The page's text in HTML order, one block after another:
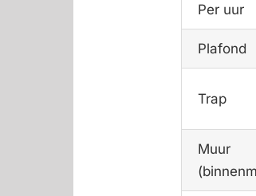
Per uur
Plafond
Trap
Muur